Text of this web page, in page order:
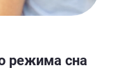
режима сна